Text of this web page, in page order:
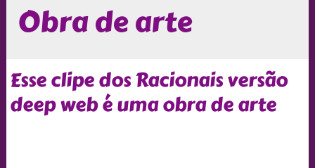
Obra de arte
Esse clipe dos Racionais versão
deep web é uma obra de arte